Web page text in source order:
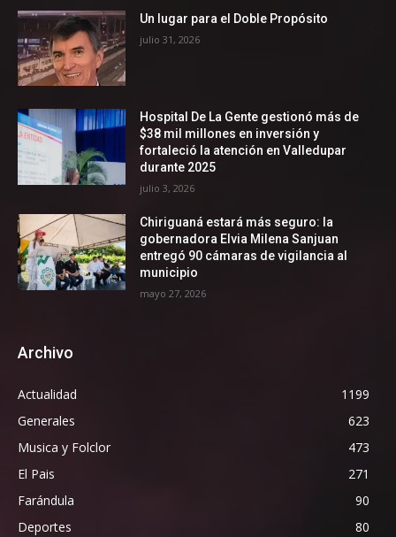
Un lugar para el Doble Propósito
julio 31, 2026
Hospital De La Gente gestionó más de
$38 mil millones en inversión y
fortaleció la atención en Valledupar
durante 2025
julio 3, 2026
Chiriguaná estará más seguro: la
gobernadora Elvia Milena Sanjuan
entregó 90 cámaras de vigilancia al
municipio
mayo 27, 2026
Archivo
Actualidad
1199
Generales
623
Musica y Folclor
473
El Pais
271
Farándula
90
Deportes
80